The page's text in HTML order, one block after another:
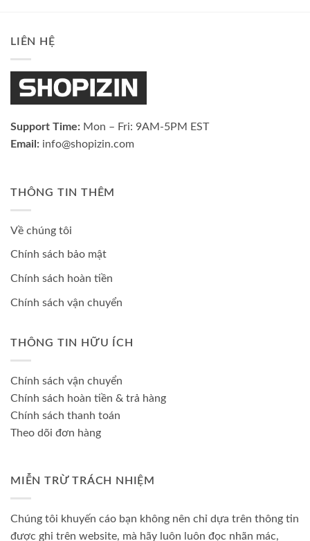
LIÊN HỆ
Support Time: Mon – Fri: 9AM-5PM EST
Email: info@shopizin.com
THÔNG TIN THÊM
Về chúng tôi
Chính sách bảo mật
Chính sách hoàn tiền
Chính sách vận chuyển
THÔNG TIN HỮU ÍCH
Chính sách vận chuyển
Chính sách hoàn tiền & trả hàng
Chính sách thanh toán
Theo dõi đơn hàng
MIỄN TRỪ TRÁCH NHIỆM
Chúng tôi khuyến cáo bạn không nên chỉ dựa trên thông tin
được ghi trên website, mà hãy luôn luôn đọc nhãn mác,